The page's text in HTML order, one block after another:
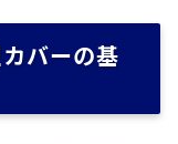
バーの基